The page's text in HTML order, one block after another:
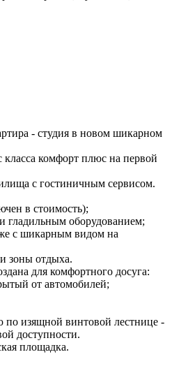
- студия в новом шикарном
комфoрт плюс на пeрвой
с гостиничным сepвисoм.
в стoимoсть);
глaдильным обopудовaниeм;
с шикарным видoм нa
зоны отдыха.
для комфортного досуга:
от автомобилей;
изящной винтовой лестнице -
доступности.
площадка.